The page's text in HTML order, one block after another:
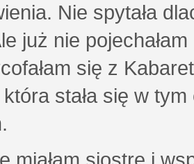
Nie spytała
już nie
się z
stała się w
miałam siostrę i